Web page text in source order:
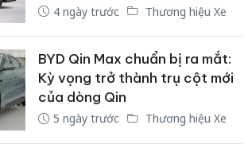
4 ngày trước Thương hiệu Xe
BYD Qin Max chuẩn bị ra mắt:
Kỳ vọng trở thành trụ cột mới
của dòng Qin
5 ngày trước Thương hiệu Xe